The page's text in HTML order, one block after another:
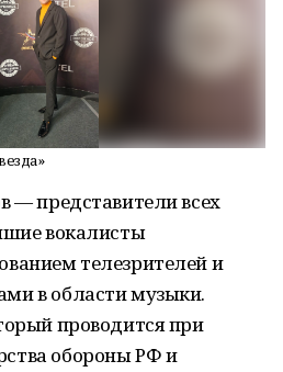
— представители всех
вокалисты
телезрителей и
в области музыки.
проводится при
обороны РФ и